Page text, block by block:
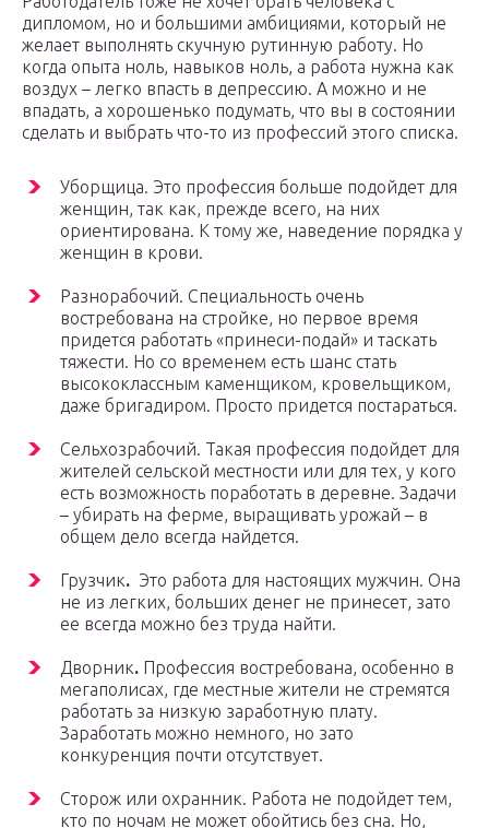
дипломом, но и большими амбициями, который не
желает выполнять скучную рутинную работу. Но
когда опыта ноль, навыков ноль, а работа нужна как
воздух – легко впасть в депрессию. А можно и не
впадать, а хорошенько подумать, что вы в состоянии
сделать и выбрать что-то из профессий этого списка.
Уборщица. Это профессия больше подойдет для
женщин, так как, прежде всего, на них
ориентирована. К тому же, наведение порядка у
женщин в крови.
Разнорабочий. Специальность очень
востребована на стройке, но первое время
придется работать «принеси-подай» и таскать
тяжести. Но со временем есть шанс стать
высококлассным каменщиком, кровельщиком,
даже бригадиром. Просто придется постараться.
Сельхозрабочий. Такая профессия подойдет для
жителей сельской местности или для тех, у кого
есть возможность поработать в деревне. Задачи
– убирать на ферме, выращивать урожай – в
общем дело всегда найдется.
Грузчик. Это работа для настоящих мужчин. Она
не из легких, больших денег не принесет, зато
ее всегда можно без труда найти.
Дворник. Профессия востребована, особенно в
мегаполисах, где местные жители не стремятся
работать за низкую заработную плату.
Заработать можно немного, но зато
конкуренция почти отсутствует.
Сторож или охранник. Работа не подойдет тем,
кто по ночам не может обойтись без сна. Но,